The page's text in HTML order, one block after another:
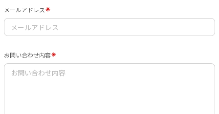
メールアドレス
お問い合わせ内容